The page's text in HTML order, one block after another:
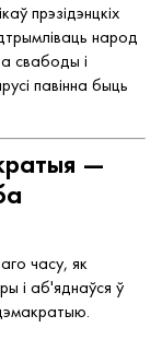
прэзідэнцкіх
народ
свабоды і
павінна быць
—
часу, як
і аб'яднаўся ў